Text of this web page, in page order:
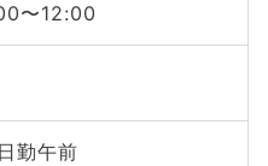
〜12:00
勤午前